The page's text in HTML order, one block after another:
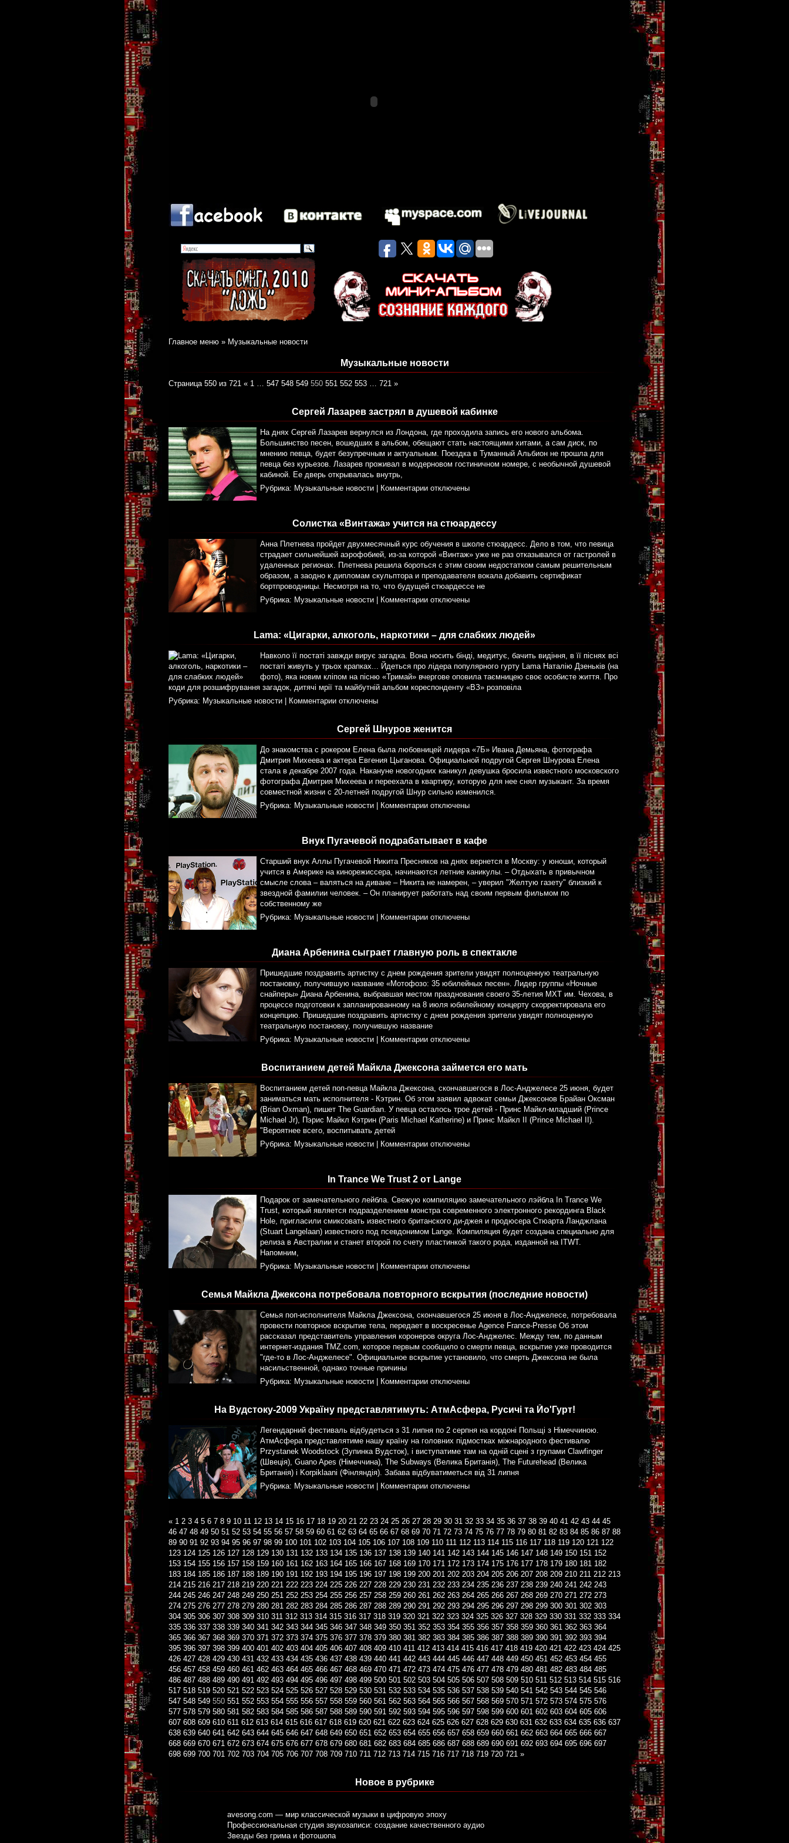
Главное меню » Музыкальные новости
Музыкальные новости
Страница 550 из 721 « 1 … 547 548 549 550 551 552 553 … 721 »
Сергей Лазарев застрял в душевой кабинке
На днях Сергей Лазарев вернулся из Лондона, где проходила запись его нового альбома.
Большинство песен, вошедших в альбом, обещают стать настоящими хитами, а сам диск, по
мнению певца, будет безупречным и актуальным. Поездка в Туманный Альбион не прошла для
певца без курьезов. Лазарев проживал в модерновом гостиничном номере, с необычной душевой
кабиной. Ее дверь открывалась внутрь,
Рубрика: Музыкальные новости Комментарии отключены
Солистка «Винтажа» учится на стюардессу
Анна Плетнева пройдет двухмесячный курс обучения в школе стюардесс. Дело в том, что певица
страдает сильнейшей аэрофобией, из-за которой «Винтаж» уже не раз отказывался от гастролей в
удаленных регионах. Плетнева решила бороться с этим своим недостатком самым решительным
образом, а заодно к дипломам скульптора и преподавателя вокала добавить сертификат
бортпроводницы. Несмотря на то, что будущей стюардессе не
Рубрика: Музыкальные новости Комментарии отключены
Lama: «Цигарки, алкоголь, наркотики – для слабких людей»
Навколо її постаті завжди вирує загадка. Вона носить бінді, медитує, бачить видіння, в її піснях всі
постаті живуть у трьох крапках... Йдеться про лідера популярного гурту Lama Наталію Дзеньків (на
фото), яка новим кліпом на пісню «Тримай» вчергове оповила таємницею своє особисте життя. Про
коди для розшифрування загадок, дитячі мрії та майбутній альбом кореспонденту «ВЗ» розповіла
Рубрика: Музыкальные новости Комментарии отключены
Сергей Шнуров женится
До знакомства с рокером Елена была любовницей лидера «7Б» Ивана Демьяна, фотографа
Дмитрия Михеева и актера Евгения Цыганова. Официальной подругой Сергея Шнурова Елена
стала в декабре 2007 года. Накануне новогодних каникул девушка бросила известного московского
фотографа Дмитрия Михеева и переехала в квартиру, которую для нее снял музыкант. За время
совместной жизни с 20-летней подругой Шнур сильно изменился.
Рубрика: Музыкальные новости Комментарии отключены
Внук Пугачевой подрабатывает в кафе
Старший внук Аллы Пугачевой Никита Пресняков на днях вернется в Москву: у юноши, который
учится в Америке на кинорежиссера, начинаются летние каникулы. – Отдыхать в привычном
смысле слова – валяться на диване – Никита не намерен, – уверил "Желтую газету" близкий к
звездной фамилии человек. – Он планирует работать над своим первым фильмом по
собственному же
Рубрика: Музыкальные новости Комментарии отключены
Диана Арбенина сыграет главную роль в спектакле
Пришедшие поздравить артистку с днем рождения зрители увидят полноценную театральную
постановку, получившую название «Мотофозо: 35 юбилейных песен». Лидер группы «Ночные
снайперы» Диана Арбенина, выбравшая местом празднования своего 35-летия МХТ им. Чехова, в
процессе подготовки к запланированному на 8 июля юбилейному концерту скорректировала его
концепцию. Пришедшие поздравить артистку с днем рождения зрители увидят полноценную
театральную постановку, получившую название
Рубрика: Музыкальные новости Комментарии отключены
Воспитанием детей Майкла Джексона займется его мать
Воспитанием детей поп-певца Майкла Джексона, скончавшегося в Лос-Анджелесе 25 июня, будет
заниматься мать исполнителя - Кэтрин. Об этом заявил адвокат семьи Джексонов Брайан Оксман
(Brian Oxman), пишет The Guardian. У певца осталось трое детей - Принс Майкл-младший (Prince
Michael Jr), Пэрис Майкл Кэтрин (Paris Michael Katherine) и Принс Майкл II (Prince Michael II).
"Вероятнее всего, воспитывать детей
Рубрика: Музыкальные новости Комментарии отключены
In Trance We Trust 2 от Lange
Подарок от замечательного лейбла. Cвежую компиляцию замечательного лэйбла In Trance We
Trust, который является подразделением монстра современного электронного рекординга Black
Hole, пригласили смиксовать известного британского ди-джея и продюсера Стюарта Ланджлана
(Stuart Langelaan) известного под псевдонимом Lange. Компиляция будет создана специально для
релиза в Австралии и станет второй по счету пластинкой такого рода, изданной на ITWT.
Напомним,
Рубрика: Музыкальные новости Комментарии отключены
Семья Майкла Джексона потребовала повторного вскрытия (последние новости)
Семья поп-исполнителя Майкла Джексона, скончавшегося 25 июня в Лос-Анджелесе, потребовала
провести повторное вскрытие тела, передает в воскресенье Agence France-Presse Об этом
рассказал представитель управления коронеров округа Лос-Анджелес. Между тем, по данным
интернет-издания TMZ.com, которое первым сообщило о смерти певца, вскрытие уже проводится
"где-то в Лос-Анджелесе". Официальное вскрытие установило, что смерть Джексона не была
насильственной, однако точные причины
Рубрика: Музыкальные новости Комментарии отключены
На Вудстоку-2009 Україну представлятимуть: АтмАсфера, Русичі та Йо'Гурт!
Легендарний фестиваль відбудеться з 31 липня по 2 серпня на кордоні Польщі з Німеччиною.
АтмАсфера представлятиме нашу країну на головних підмостках міжнародного фестивалю
Przystanek Woodstock (Зупинка Вудсток), і виступатиме там на одній сцені з групами Clawfinger
(Швеція), Guano Apes (Німеччина), The Subways (Велика Британія), The Futurehead (Велика
Британія) і Korpiklaani (Фінляндія). Забава відбуватиметься від 31 липня
Рубрика: Музыкальные новости Комментарии отключены
« 1 2 3 4 5 6 7 8 9 10 11 12 13 14 15 16 17 18 19 20 21 22 23 24 25 26 27 28 29 30 31 32 33 34 35 36 37 38 39 40 41 42 43 44 45
46 47 48 49 50 51 52 53 54 55 56 57 58 59 60 61 62 63 64 65 66 67 68 69 70 71 72 73 74 75 76 77 78 79 80 81 82 83 84 85 86 87 88
89 90 91 92 93 94 95 96 97 98 99 100 101 102 103 104 105 106 107 108 109 110 111 112 113 114 115 116 117 118 119 120 121 122
123 124 125 126 127 128 129 130 131 132 133 134 135 136 137 138 139 140 141 142 143 144 145 146 147 148 149 150 151 152
153 154 155 156 157 158 159 160 161 162 163 164 165 166 167 168 169 170 171 172 173 174 175 176 177 178 179 180 181 182
183 184 185 186 187 188 189 190 191 192 193 194 195 196 197 198 199 200 201 202 203 204 205 206 207 208 209 210 211 212 213
214 215 216 217 218 219 220 221 222 223 224 225 226 227 228 229 230 231 232 233 234 235 236 237 238 239 240 241 242 243
244 245 246 247 248 249 250 251 252 253 254 255 256 257 258 259 260 261 262 263 264 265 266 267 268 269 270 271 272 273
274 275 276 277 278 279 280 281 282 283 284 285 286 287 288 289 290 291 292 293 294 295 296 297 298 299 300 301 302 303
304 305 306 307 308 309 310 311 312 313 314 315 316 317 318 319 320 321 322 323 324 325 326 327 328 329 330 331 332 333 334
335 336 337 338 339 340 341 342 343 344 345 346 347 348 349 350 351 352 353 354 355 356 357 358 359 360 361 362 363 364
365 366 367 368 369 370 371 372 373 374 375 376 377 378 379 380 381 382 383 384 385 386 387 388 389 390 391 392 393 394
395 396 397 398 399 400 401 402 403 404 405 406 407 408 409 410 411 412 413 414 415 416 417 418 419 420 421 422 423 424 425
426 427 428 429 430 431 432 433 434 435 436 437 438 439 440 441 442 443 444 445 446 447 448 449 450 451 452 453 454 455
456 457 458 459 460 461 462 463 464 465 466 467 468 469 470 471 472 473 474 475 476 477 478 479 480 481 482 483 484 485
486 487 488 489 490 491 492 493 494 495 496 497 498 499 500 501 502 503 504 505 506 507 508 509 510 511 512 513 514 515 516
517 518 519 520 521 522 523 524 525 526 527 528 529 530 531 532 533 534 535 536 537 538 539 540 541 542 543 544 545 546
547 548 549 550 551 552 553 554 555 556 557 558 559 560 561 562 563 564 565 566 567 568 569 570 571 572 573 574 575 576
577 578 579 580 581 582 583 584 585 586 587 588 589 590 591 592 593 594 595 596 597 598 599 600 601 602 603 604 605 606
607 608 609 610 611 612 613 614 615 616 617 618 619 620 621 622 623 624 625 626 627 628 629 630 631 632 633 634 635 636 637
638 639 640 641 642 643 644 645 646 647 648 649 650 651 652 653 654 655 656 657 658 659 660 661 662 663 664 665 666 667
668 669 670 671 672 673 674 675 676 677 678 679 680 681 682 683 684 685 686 687 688 689 690 691 692 693 694 695 696 697
698 699 700 701 702 703 704 705 706 707 708 709 710 711 712 713 714 715 716 717 718 719 720 721 »
Новое в рубрике
avesong.com — мир классической музыки в цифровую эпоху
Профессиональная студия звукозаписи: создание качественного аудио
Звезды без грима и фотошопа